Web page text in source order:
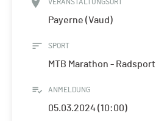
VERANSTALTUNGSORT
Payerne (Vaud)
SPORT
MTB Marathon - Radsport
ANMELDUNG
05.03.2024 (10:00)